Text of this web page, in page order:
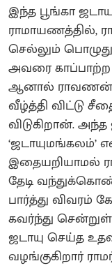
இந்த பூங்கா
ராமாயணத்தில்,
செல்லும்
அவரை காப்பாற்ற
ஆனால் ராவணன்
வீழ்த்தி விட்டு
விடுகிறான்.
‘ஜடாயுமங்கலம்’
இதையறியாமல்
தேடி
பார்த்து
கவர்ந்து
ஜடாயு செய்த
வழங்குகிறார்